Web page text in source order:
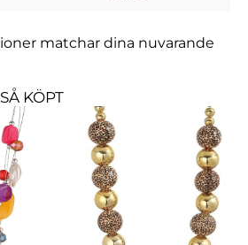
matchar dina nuvarande
KÖPT